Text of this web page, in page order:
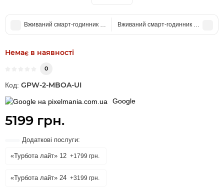
Вживаний смарт-годинник Google Pixel Watch WiFi Matte Black
Вживаний смарт-годинник Google
Немає в наявності
0
Код: GPW-2-MBOA-UI
Google
5199 грн.
Додаткові послуги:
«Турбота лайт» 12 +1799 грн.
«Турбота лайт» 24 +3199 грн.